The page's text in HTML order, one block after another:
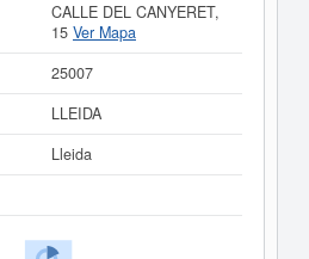
CALLE DEL CANYERET,
15 Ver Mapa
25007
LLEIDA
Lleida